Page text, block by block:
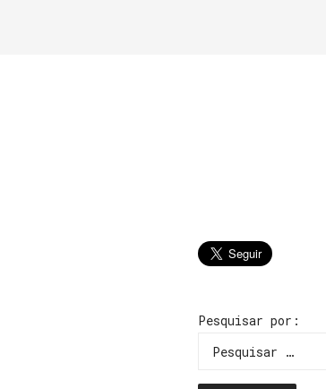
Pesquisar por: